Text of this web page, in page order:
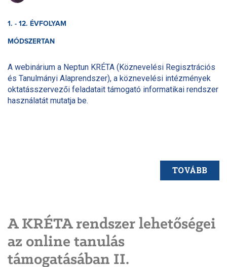
1. - 12. ÉVFOLYAM
MÓDSZERTAN
A webinárium a Neptun KRÉTA (Köznevelési Regisztrációs
és Tanulmányi Alaprendszer), a köznevelési intézmények
oktatásszervezői feladatait támogató informatikai rendszer
használatát mutatja be.
TOVÁBB
A KRÉTA rendszer lehetőségei
az online tanulás
támogatásában II.